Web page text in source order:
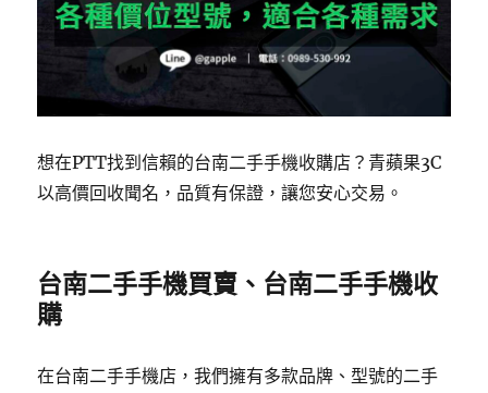
想在PTT找到信賴的台南二手手機收購店？青蘋果3C
以高價回收聞名，品質有保證，讓您安心交易。
台南二手手機買賣、台南二手手機收
購
在台南二手手機店，我們擁有多款品牌、型號的二手